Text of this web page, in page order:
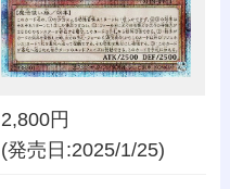
2,800円
(発売日:2025/1/25)